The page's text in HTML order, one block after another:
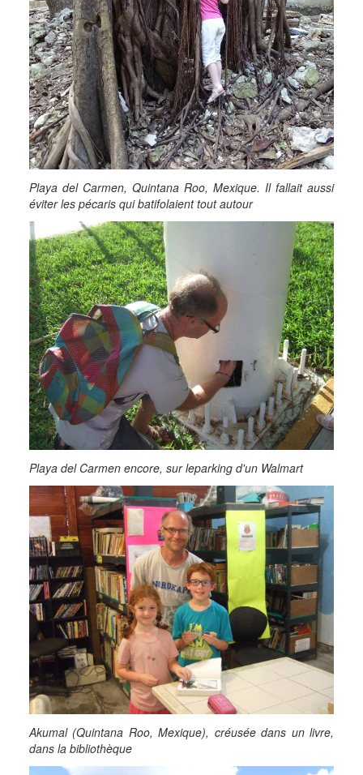
Playa del Carmen, Quintana Roo, Mexique. Il fallait aussi
éviter les pécaris qui batifolaient tout autour
Playa del Carmen encore, sur leparking d'un Walmart
Akumal (Quintana Roo, Mexique), créusée dans un livre,
dans la bibliothèque